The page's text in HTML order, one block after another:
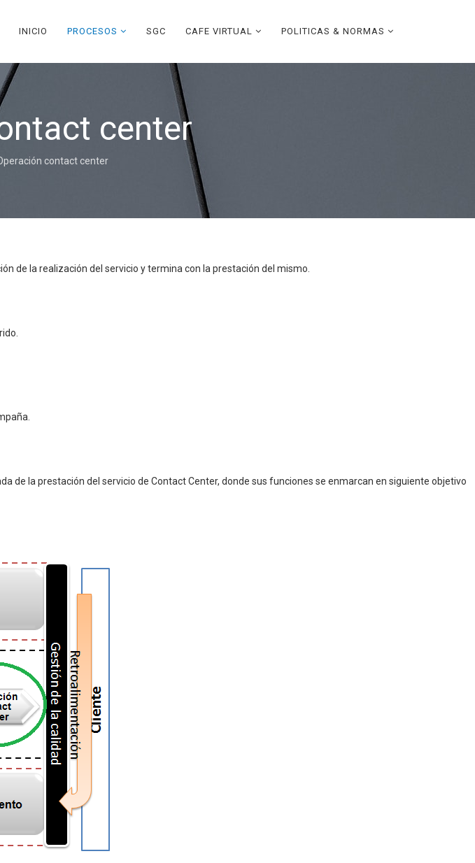
INICIO PROCESOS SGC CAFE VIRTUAL POLITICAS & NORMAS
center
contact center
de la realización del servicio y termina con la prestación del mismo.
de la prestación del servicio de Contact Center, donde sus funciones se enmarcan en siguiente objetivo